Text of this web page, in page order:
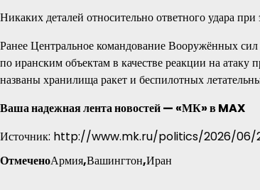
Никаких деталей относительно ответного удара
Ранее Центральное командование Вооружённых
по иранским объектам в качестве реакции на
названы хранилища ракет и беспилотных
Ваша надежная лента новостей — «МК» в MAX
Источник: http://www.mk.ru/politics/2026/
ОтмеченоАрмия,Вашингтон,Иран